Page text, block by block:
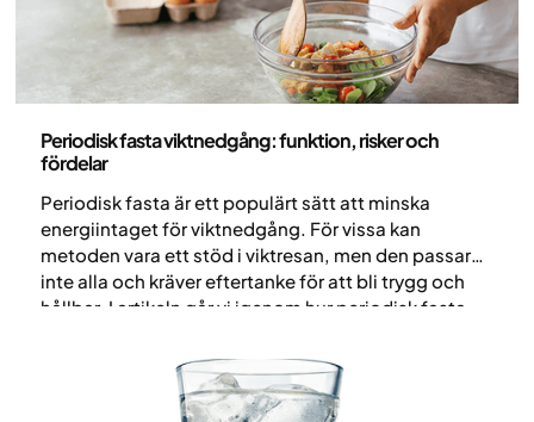
Periodisk fasta viktnedgång: funktion, risker och
fördelar
Periodisk fasta är ett populärt sätt att minska
energiintaget för viktnedgång. För vissa kan
metoden vara ett stöd i viktresan, men den passar
inte alla och kräver eftertanke för att bli trygg och
hållbar. I artikeln går vi igenom hur periodisk fasta